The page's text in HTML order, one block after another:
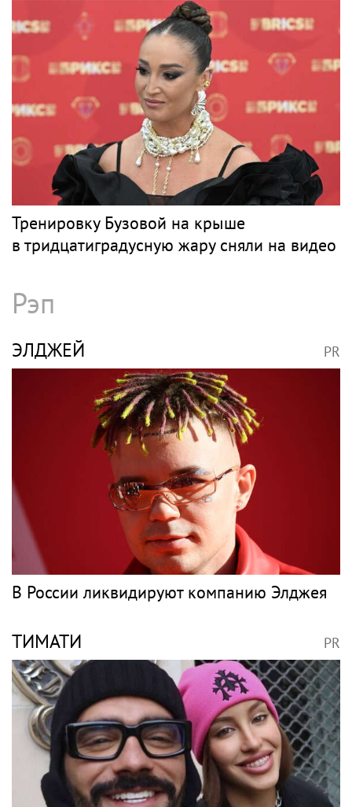
Жанна Агузарова появилась на отдыхе
с 22-летним фотографом
Поп
БАСКОВ PR
Баскова наградили орденом «За заслуги
перед отечеством» IV степени
Тренировку Бузовой на крыше
в тридцатиградусную жару сняли на видео
Рэп